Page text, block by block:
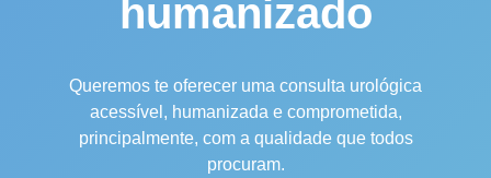
humanizado
Queremos te oferecer uma consulta urológica
acessível, humanizada e comprometida,
principalmente, com a qualidade que todos
procuram.